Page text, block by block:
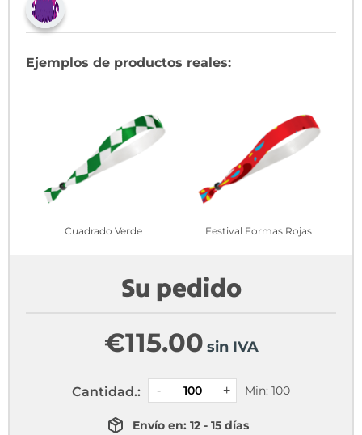
Ejemplos de productos reales:
Cuadrado Verde Festival Formas Rojas
Su pedido
€115.00 sin IVA
Cantidad.: Min: 100
Envío en: 12 - 15 días